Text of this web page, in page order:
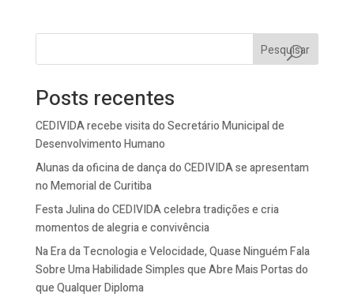
Pesquisar
Posts recentes
CEDIVIDA recebe visita do Secretário Municipal de
Desenvolvimento Humano
Alunas da oficina de dança do CEDIVIDA se apresentam
no Memorial de Curitiba
Festa Julina do CEDIVIDA celebra tradições e cria
momentos de alegria e convivência
Na Era da Tecnologia e Velocidade, Quase Ninguém Fala
Sobre Uma Habilidade Simples que Abre Mais Portas do
que Qualquer Diploma